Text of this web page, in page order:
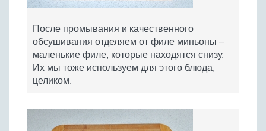
После промывания и качественного
обсушивания отделяем от филе миньоны –
маленькие филе, которые находятся снизу.
Их мы тоже используем для этого блюда,
целиком.